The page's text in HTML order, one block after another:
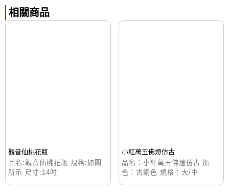
相關商品
觀音仙桃花瓶
品名:觀音仙桃花瓶 規格:如圖
所示 尺寸:14吋
小紅萬玉佛燈仿古
品名：小紅萬玉佛燈仿古 顏
色：古銅色 規格：大/中